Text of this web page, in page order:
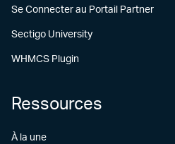
Se Connecter au Portail Partner
Sectigo University
WHMCS Plugin
Ressources
À la une